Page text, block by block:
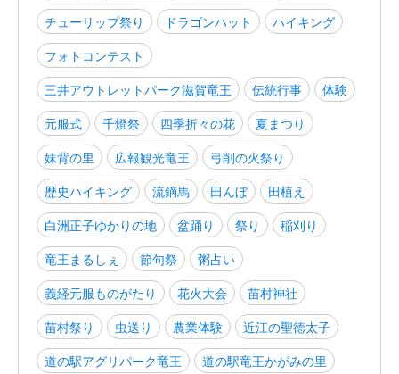
チューリップ祭り
ドラゴンハット
ハイキング
フォトコンテスト
三井アウトレットパーク滋賀竜王
伝統行事
体験
元服式
千燈祭 四季折々の花
夏まつり
妹背の里
広報観光竜王
弓削の火祭り
歴史ハイキング
流鏑馬 田んぼ
田植え
白洲正子ゆかりの地
盆踊り 祭り
稲刈り
竜王まるしぇ
節句祭
粥占い
義経元服ものがたり
花火大会
苗村神社
苗村祭り
虫送り 農業体験
近江の聖徳太子
道の駅アグリパーク竜王
道の駅竜王かがみの里